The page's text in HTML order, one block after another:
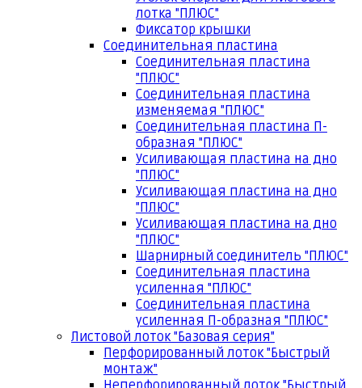
лотка "ПЛЮС"
Фиксатор крышки
Соединительная пластина
Соединительная пластина
"ПЛЮС"
Соединительная пластина
изменяемая "ПЛЮС"
Соединительная пластина П-
образная "ПЛЮС"
Усиливающая пластина на дно
"ПЛЮС"
Усиливающая пластина на дно
"ПЛЮС"
Усиливающая пластина на дно
"ПЛЮС"
Шарнирный соединитель "ПЛЮС"
Соединительная пластина
усиленная "ПЛЮС"
Соединительная пластина
усиленная П-образная "ПЛЮС"
Листовой лоток "Базовая серия"
Перфорированный лоток "Быстрый
монтаж"